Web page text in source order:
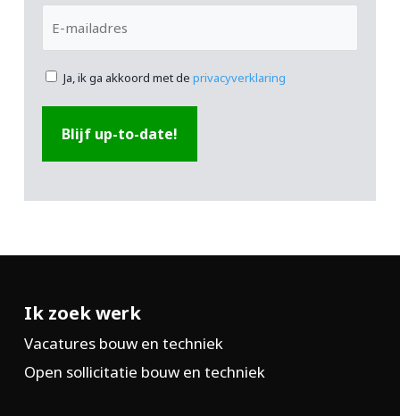
E-
mailadres
Ja, ik ga akkoord met de privacyverklaring
Ik zoek werk
Vacatures bouw en techniek
Open sollicitatie bouw en techniek